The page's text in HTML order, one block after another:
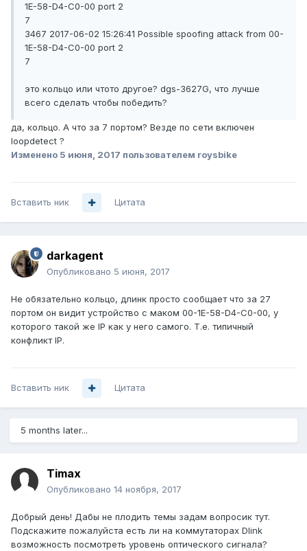
1E-58-D4-C0-00 port 2
7
3467 2017-06-02 15:26:41 Possible spoofing attack from 00-
1E-58-D4-C0-00 port 2
7
это кольцо или чтото другое? dgs-3627G, что лучше
всего сделать чтобы победить?
да, кольцо. А что за 7 портом? Везде по сети включен
loopdetect ?
Изменено 5 июня, 2017 пользователем roysbike
Вставить ник Цитата
darkagent
Опубликовано 5 июня, 2017
Не обязательно кольцо, длинк просто сообщает что за 27
портом он видит устройство с маком 00-1E-58-D4-C0-00, у
которого такой же IP как у него самого. Т.е. типичный
конфликт IP.
Вставить ник Цитата
5 months later...
Timax
Опубликовано 14 ноября, 2017
Добрый день! Дабы не плодить темы задам вопросик тут.
Подскажите пожалуйста есть ли на коммутаторах Dlink
возможность посмотреть уровень оптического сигнала?